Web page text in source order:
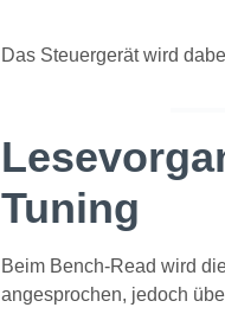
Das Steuergerät wird
Tuning
Beim Bench-Read wird
angesprochen, jedoch